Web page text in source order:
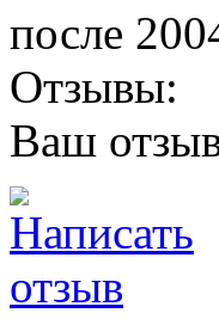
после
Отзывы:
Ваш